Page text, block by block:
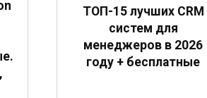
ТОП-15 лучших CRM
систем для
менеджеров в 2026
году + бесплатные